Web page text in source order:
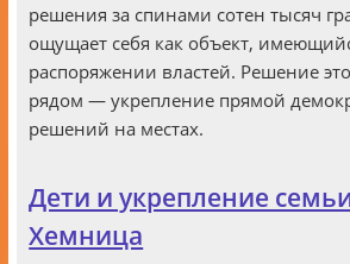
решения за спинами сотен тысяч
ощущает себя как объект,
распоряжении властей. Решение
рядом — укрепление прямой
решений на местах.
Дети и укрепление
Хемница